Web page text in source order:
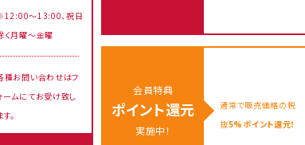
～13:00、祝日
く月曜～金曜
種お問い合わせはフ
ームにてお受け致し
す。
会員特典
ポイント還元
実施中！
通常で販売価格の税
抜5%ポイント還元！